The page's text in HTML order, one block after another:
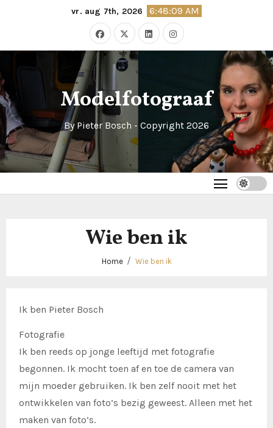
vr. aug 7th, 2026 6:48:09 AM
Modelfotograaf
By Pieter Bosch - Copyright 2026
Wie ben ik
Home Wie ben ik
Ik ben Pieter Bosch
Fotografie
Ik ben reeds op jonge leeftijd met fotografie
begonnen. Ik mocht toen af en toe de camera van
mijn moeder gebruiken. Ik ben zelf nooit met het
ontwikkelen van foto’s bezig geweest. Alleen met het
maken van foto’s.